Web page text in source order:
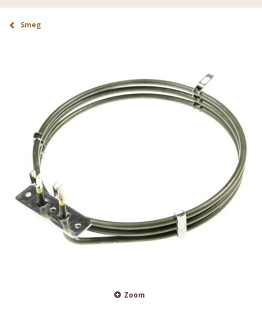
Smeg
Zoom